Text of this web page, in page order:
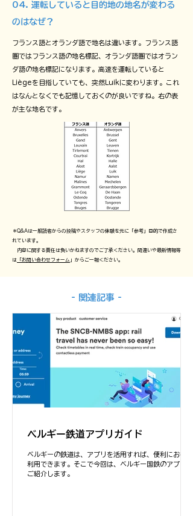
04.​ 運転していると目的地の地名が変わる
のはなぜ？
フランス語とオランダ語で地名は違います。フランス語
圏ではフランス語の地名標記、オランダ語圏ではオラン
ダ語の地名標記になります。高速を運転していると
Liègeを目指していても、突然Luikに変わります。これ
はなんとなくでも記憶しておくのが良いですね。右の表
が主な地名です。
＊Q&Aは一般読者からの投稿やスタッフの体験を元に「参考」目的で作成さ
れています。
内容に関する責任は負いかねますのでご了承ください。間違いや最新情報等
は 「お問い合わせフォーム 」からご一報ください。
- 関連記事 -
ベルギー鉄道アプリガイド
ベルギーの鉄道は、アプリを活用すれば、便利にお得に
利用できます。そこで今回は、ベルギー国鉄のアプリを
ご紹介します。